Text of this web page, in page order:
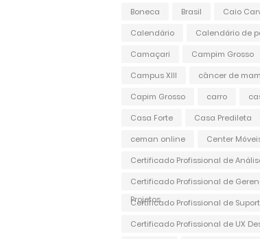
Boneca
Brasil
Caio
Calendário
Calendário de
Camaçari
Campim Grosso
Campus XIII
câncer de
Capim Grosso
carro
Casa Forte
Casa Predileta
ceman online
Center
Certificado Profissional de
Certificado Profissional de
Projetos
Certificado Profissional de
Certificado Profissional de UX